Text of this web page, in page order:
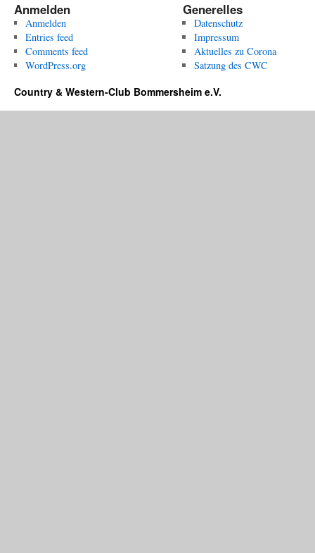
Anmelden
Anmelden
Entries feed
Comments feed
WordPress.org
Generelles
Datenschutz
Impressum
Aktuelles zu Corona
Satzung des CWC
Country & Western-Club Bommersheim e.V.